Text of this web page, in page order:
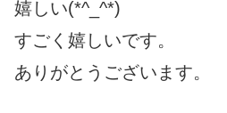
嬉しい(*^_^*)
すごく嬉しいです。
ありがとうございます。